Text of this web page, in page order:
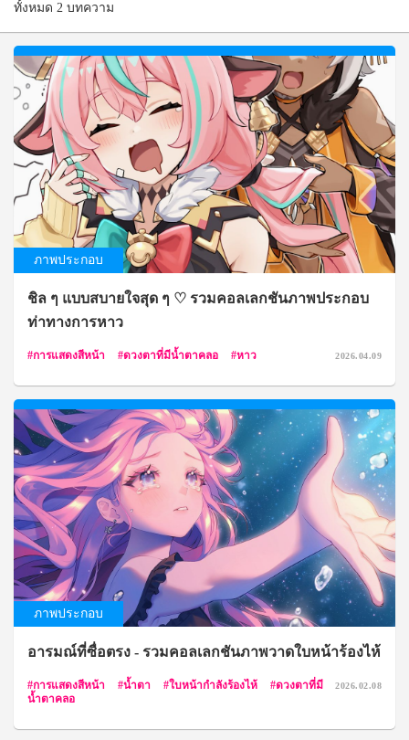
ทั้งหมด 2 บทความ
ภาพประกอบ
ชิล ๆ แบบสบายใจสุด ๆ ♡ รวมคอลเลกชันภาพประกอบ
ท่าทางการหาว
การแสดงสีหน้า ดวงตาที่มีน้ำตาคลอ หาว 2026.04.09
ภาพประกอบ
อารมณ์ที่ซื่อตรง - รวมคอลเลกชันภาพวาดใบหน้าร้องไห้
การแสดงสีหน้า น้ำตา ใบหน้ากำลังร้องไห้
ดวงตาที่มี
น้ำตาคลอ
2026.02.08